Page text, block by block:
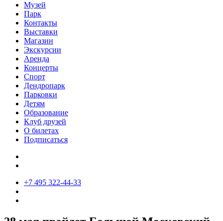
Музей
Парк
Контакты
Выставки
Магазин
Экскурсии
Аренда
Концерты
Спорт
Дендропарк
Парковки
Детям
Образование
Клуб друзей
О билетах
Подписаться
+7 495 322-44-33